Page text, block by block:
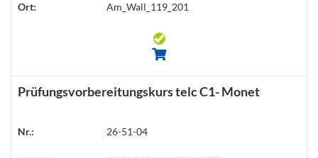
Ort: Am_Wall_119_201
Prüfungsvorbereitungskurs telc C1- Monet
Nr.: 26-51-04